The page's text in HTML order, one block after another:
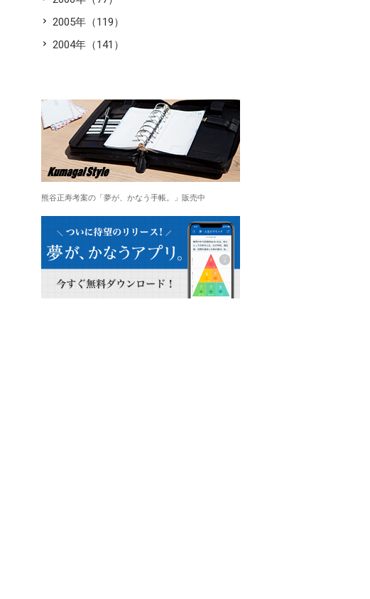
2005年（119）
2004年（141）
熊谷正寿考案の「夢が、かなう手帳。」販売中